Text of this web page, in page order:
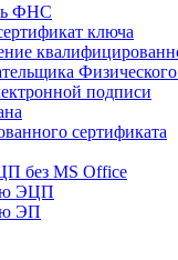
ФНС
ключа
подписи
сертификата
без MS Office
ЭЦП
ЭП